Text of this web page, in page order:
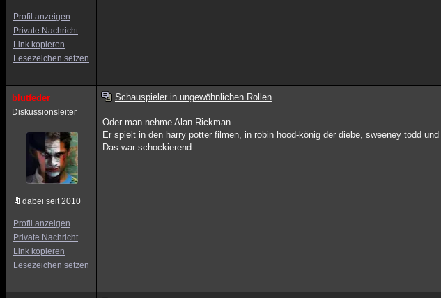
Profil anzeigen
Private Nachricht
Link kopieren
Lesezeichen setzen
blutfeder
Diskussionsleiter
dabei seit 2010
Profil anzeigen
Private Nachricht
Link kopieren
Lesezeichen setzen
Schauspieler in ungewöhnlichen Rollen
Oder man nehme Alan Rickman.
Er spielt in den harry potter filmen, in robin hood-könig der diebe, sweeney todd
Das war schockierend